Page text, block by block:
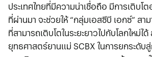
ประเทศไทยที่มีความน่าเชื่อถือ มีการเติบโ
ที่ผ่านมา จะช่วยให้ “กลุ่มเอสซีบี เอกซ์” ส
ที่สามารถเติบโตในระยะยาวไปกับโลกใหม่
ยุทธศาสตร์ยานแม่ SCBX ในการยกระดับ